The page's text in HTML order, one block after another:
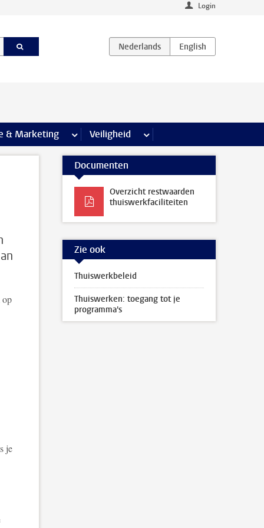
Login
& Marketing meer Communicatie & Marketing pagina’s
Veiligheid meer Veiligheid pagina’s
op
je
Documenten
Overzicht restwaarden
thuiswerkfaciliteiten
Zie ook
Thuiswerkbeleid
Thuiswerken: toegang tot je
programma's